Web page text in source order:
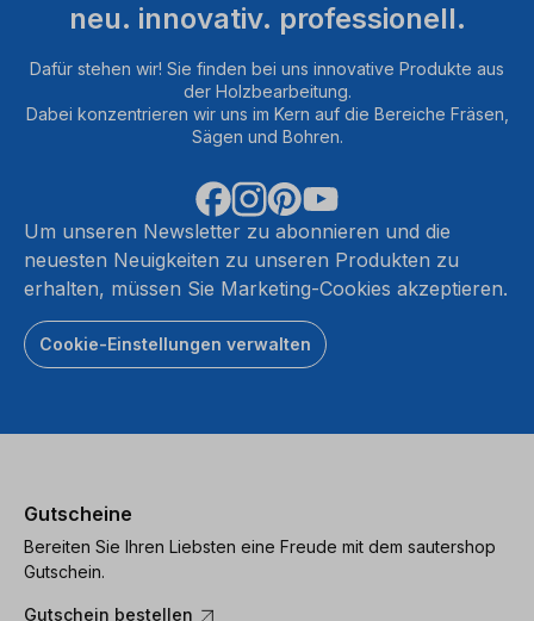
neu. innovativ. professionell.
Dafür stehen wir! Sie finden bei uns innovative Produkte aus
der Holzbearbeitung.
Dabei konzentrieren wir uns im Kern auf die Bereiche Fräsen,
Sägen und Bohren.
Um unseren Newsletter zu abonnieren und die
neuesten Neuigkeiten zu unseren Produkten zu
erhalten, müssen Sie Marketing-Cookies akzeptieren.
Cookie-Einstellungen verwalten
Gutscheine
Bereiten Sie Ihren Liebsten eine Freude mit dem sautershop
Gutschein.
Gutschein bestellen